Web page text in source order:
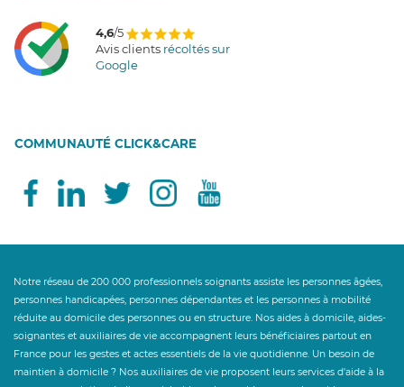
4,6/5
Avis clients récoltés sur
Google
COMMUNAUTÉ CLICK&CARE
Notre réseau de 200 000 professionnels soignants assiste les personnes âgées,
personnes handicapées, personnes dépendantes et les personnes à mobilité
réduite au domicile des personnes ou en structure. Nos aides à domicile, aides-
soignantes et auxiliaires de vie accompagnent leurs bénéficiaires partout en
France pour les gestes et actes essentiels de la vie quotidienne. Un besoin de
maintien à domicile ? Nos auxiliaires de vie proposent leurs services d'aide à la